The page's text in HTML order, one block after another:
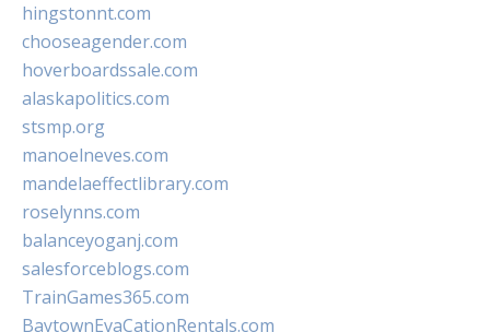
hingstonnt.com
chooseagender.com
hoverboardssale.com
alaskapolitics.com
stsmp.org
manoelneves.com
mandelaeffectlibrary.com
roselynns.com
balanceyoganj.com
salesforceblogs.com
TrainGames365.com
BaytownEvaCationRentals.com